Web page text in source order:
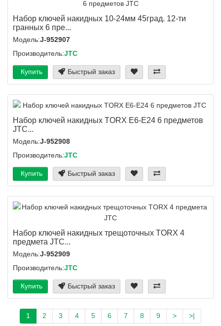
Набор ключей накидных 10-24мм 45град. 12-ти
гранных 6 пре...
Модель:J-952907
Производитель:JTC
Купить Быстрый заказ
Набор ключей накидных TORX Е6-E24 6 предметов
JTC...
Модель:J-952908
Производитель:JTC
Купить Быстрый заказ
Набор ключей накидных трещоточных TORX 4
предмета JTC...
Модель:J-952909
Производитель:JTC
Купить Быстрый заказ
1 2 3 4 5 6 7 8 9 > >|